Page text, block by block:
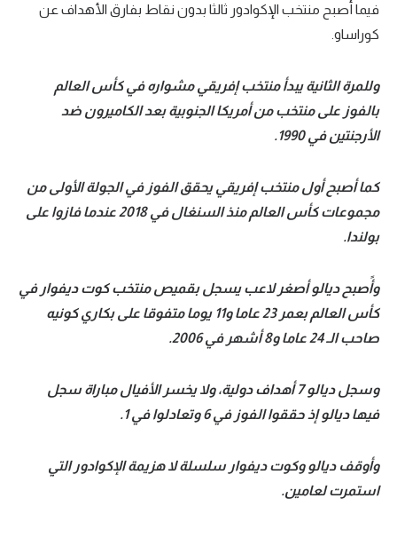
فيما أصبح منتخب الإكوادور ثالثا بدون نقاط بفارق الأهداف عن
كوراساو.
وللمرة الثانية يبدأ منتخب إفريقي مشواره في كأس العالم
بالفوز على منتخب من أمريكا الجنوبية بعد الكاميرون ضد
الأرجنتين في 1990.
كما أصبح أول منتخب إفريقي يحقق الفوز في الجولة الأولى من
مجموعات كأس العالم منذ السنغال في 2018 عندما فازوا على
بولندا.
وأًصبح ديالو أصغر لاعب يسجل بقميص منتخب كوت ديفوار في
كأس العالم بعمر 23 عاما و11 يوما متفوقا على بكاري كونيه
صاحب الـ 24 عاما و8 أشهر في 2006.
وسجل ديالو 7 أهداف دولية، ولا يخسر الأفيال مباراة سجل
فيها ديالو إذ حققوا الفوز في 6 وتعادلوا في 1.
وأوقف ديالو وكوت ديفوار سلسلة لا هزيمة الإكوادور التي
استمرت لعامين.